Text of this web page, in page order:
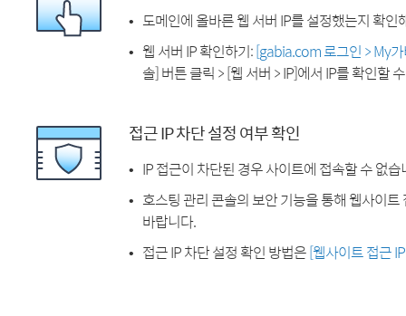
도메인에 올바른 웹 서버 IP를 설정했는지 확인
웹 서버 IP 확인하기:[gabia.com 로그인 > My
솔] 버튼 클릭 > [웹 서버 > IP]에서 IP를 확인할
접근 IP 차단 설정 여부 확인
IP 접근이 차단된 경우 사이트에 접속할 수 없습
호스팅 관리 콘솔의 보안 기능을 통해 웹사이
바랍니다.
접근 IP 차단 설정 확인 방법은[웹사이트 접근